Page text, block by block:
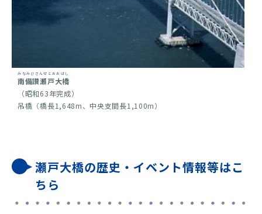
南備讃瀬戸大橋
みなみびさんせとおおはし
（昭和63年完成）
吊橋（橋長1,648m、中央支間長1,100m）
瀬戸大橋の歴史・イベント情報等はこ
ちら